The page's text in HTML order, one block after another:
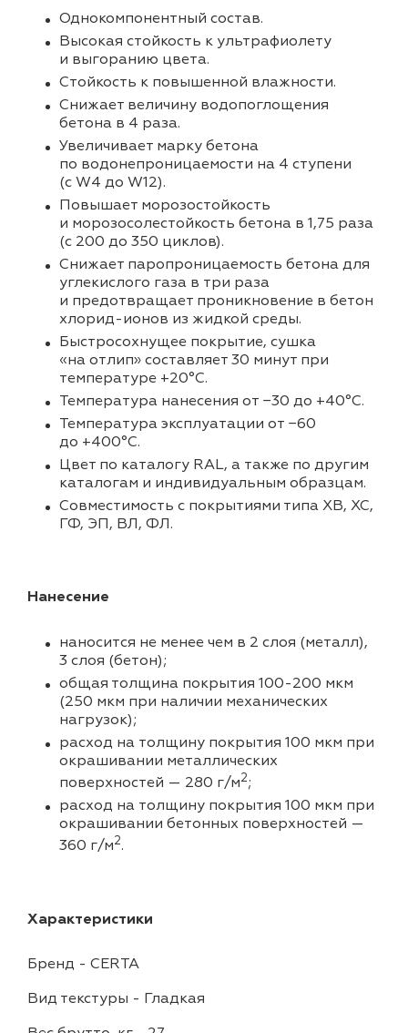
Однокомпонентный состав.
Высокая стойкость к ультрафиолету
и выгоранию цвета.
Стойкость к повышенной влажности.
Снижает величину водопоглощения
бетона в 4 раза.
Увеличивает марку бетона
по водонепроницаемости на 4 ступени
(с W4 до W12).
Повышает морозостойкость
и морозосолестойкость бетона в 1,75 раза
(с 200 до 350 циклов).
Снижает паропроницаемость бетона для
углекислого газа в три раза
и предотвращает проникновение в бетон
хлорид-ионов из жидкой среды.
Быстросохнущее покрытие, сушка
«на отлип» составляет 30 минут при
температуре +20°С.
Температура нанесения от −30 до +40°С.
Температура эксплуатации от −60
до +400°С.
Цвет по каталогу RAL, а также по другим
каталогам и индивидуальным образцам.
Совместимость с покрытиями типа ХВ, ХС,
ГФ, ЭП, ВЛ, ФЛ.
Нанесение
наносится не менее чем в 2 слоя (металл),
3 слоя (бетон);
общая толщина покрытия 100-200 мкм
(250 мкм при наличии механических
нагрузок);
расход на толщину покрытия 100 мкм при
окрашивании металлических
поверхностей — 280 г/м2;
расход на толщину покрытия 100 мкм при
окрашивании бетонных поверхностей —
360 г/м2.
Характеристики
Бренд - CERTA
Вид текстуры - Гладкая